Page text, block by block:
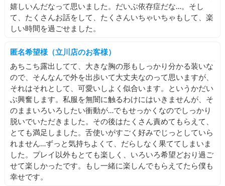
嬉しいんだなって思いました。だいぶ依存症だな…。そし
て、たくさんお話をして、たくさんいちゃいちゃもして、楽
しい時間を過ごせました。
匿名希望様（立川店のお客様）
あちこち露出してて、大きな胸の形もしっかり分かる装いな
ので、そんなんで外を出歩いて大丈夫なのって思いますが、
それはそれとして、可愛いしよく似合います。というかだい
ぶ興奮します。私服を無闇に触るわけにはいきませんが、そ
のままいろいろしたい衝動が…でもせっかくなのでしっかり
脱いでいただきました。その後はたくさん責めてもらえて、
とても満足しました。舌使いがすごく好みでじっとしていら
れません…ずっと気持ちよくて、だらしなく果ててしまいま
した。プレイ以外もとても楽しく、いろいろ希望どおり過ご
せて楽しかったです。もし一緒に楽しんでもらえてたら僕も
幸せです。